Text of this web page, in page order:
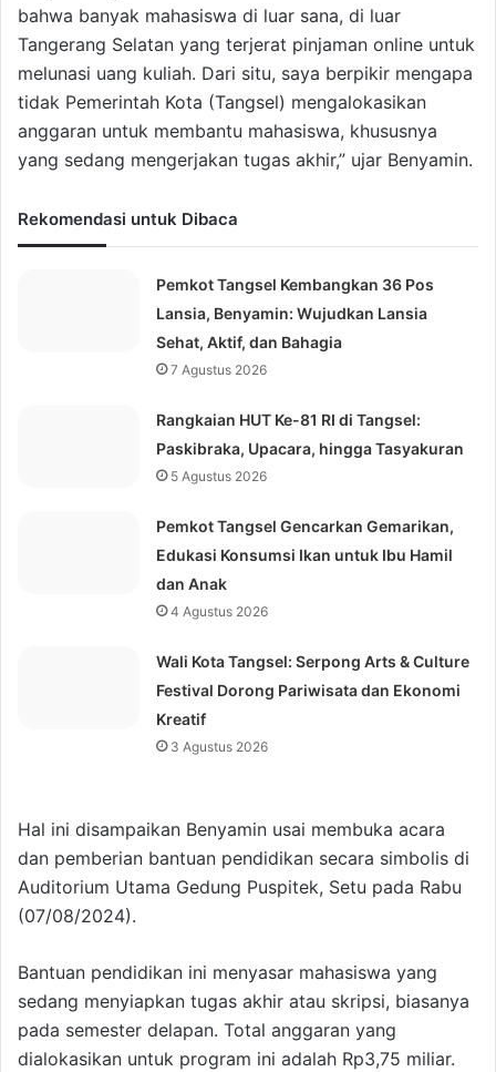
bahwa banyak mahasiswa di luar sana, di luar
Tangerang Selatan yang terjerat pinjaman online untuk
melunasi uang kuliah. Dari situ, saya berpikir mengapa
tidak Pemerintah Kota (Tangsel) mengalokasikan
anggaran untuk membantu mahasiswa, khususnya
yang sedang mengerjakan tugas akhir,” ujar Benyamin.
Rekomendasi untuk Dibaca
Pemkot Tangsel Kembangkan 36 Pos
Lansia, Benyamin: Wujudkan Lansia
Sehat, Aktif, dan Bahagia
7 Agustus 2026
Rangkaian HUT Ke-81 RI di Tangsel:
Paskibraka, Upacara, hingga Tasyakuran
5 Agustus 2026
Pemkot Tangsel Gencarkan Gemarikan,
Edukasi Konsumsi Ikan untuk Ibu Hamil
dan Anak
4 Agustus 2026
Wali Kota Tangsel: Serpong Arts & Culture
Festival Dorong Pariwisata dan Ekonomi
Kreatif
3 Agustus 2026
Hal ini disampaikan Benyamin usai membuka acara
dan pemberian bantuan pendidikan secara simbolis di
Auditorium Utama Gedung Puspitek, Setu pada Rabu
(07/08/2024).
Bantuan pendidikan ini menyasar mahasiswa yang
sedang menyiapkan tugas akhir atau skripsi, biasanya
pada semester delapan. Total anggaran yang
dialokasikan untuk program ini adalah Rp3,75 miliar.